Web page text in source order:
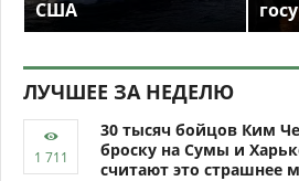
США
ЛУЧШЕЕ ЗА НЕДЕЛЮ
30 тысяч бойцов Ким
броску на Сумы и
считают это страшнее